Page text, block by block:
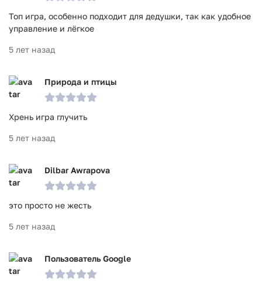
Топ игра, особенно подходит для дедушки, так как удобное
управление и лёгкое
5 лет назад
Природа и птицы
Хрень игра глучить
5 лет назад
Dilbar Awrapova
это просто не жесть
5 лет назад
Пользователь Google